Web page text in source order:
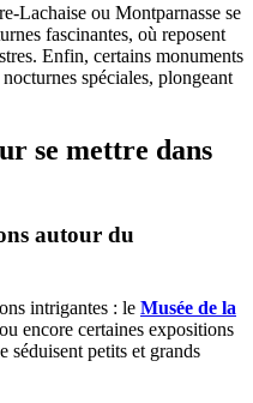
Lachaise ou Montparnasse se
fascinantes, où reposent
Enfin, certains monuments
spéciales, plongeant
se mettre dans
autour du
intrigantes : le Musée de la
ou encore certaines expositions
séduisent petits et grands